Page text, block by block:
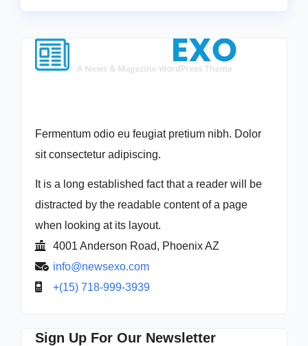
Fermentum odio eu feugiat pretium nibh. Dolor
sit consectetur adipiscing.
It is a long established fact that a reader will be
distracted by the readable content of a page
when looking at its layout.
4001 Anderson Road, Phoenix AZ
info@newsexo.com
+(15) 718-999-3939
Sign Up For Our Newsletter